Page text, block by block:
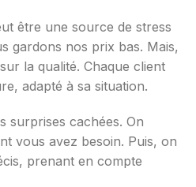
être une source de stress
gardons nos prix bas. Mais,
la qualité. Chaque client
adapté à sa situation.
surprises cachées. On
vous avez besoin. Puis, on
prenant en compte